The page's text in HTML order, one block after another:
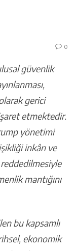
0
güvenlik
gerici
etmektedir.
yönetimi
inkârı ve
reddedilmesiyle
mantığını
bu kapsamlı
ekonomik